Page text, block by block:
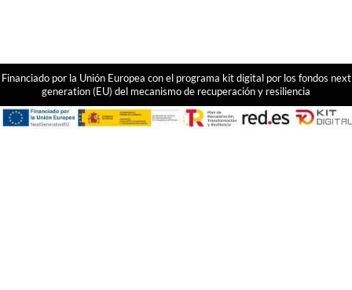
Financiado por la Unión Europea con el programa kit digital por los fondos next
generation (EU) del mecanismo de recuperación y resiliencia